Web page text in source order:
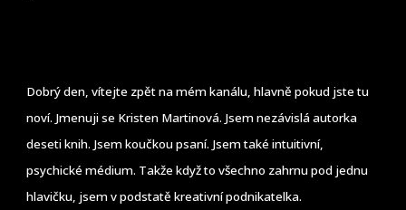
Dobrý den, vítejte zpět na mém kanálu, hlavně pokud jste tu
noví. Jmenuji se Kristen Martinová. Jsem nezávislá autorka
deseti knih. Jsem koučkou psaní. Jsem také intuitivní,
psychické médium. Takže když to všechno zahrnu pod jednu
hlavičku, jsem v podstatě kreativní podnikatelka.